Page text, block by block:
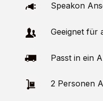
Speakon
Geeignet für
Passt in ein
2 Personen